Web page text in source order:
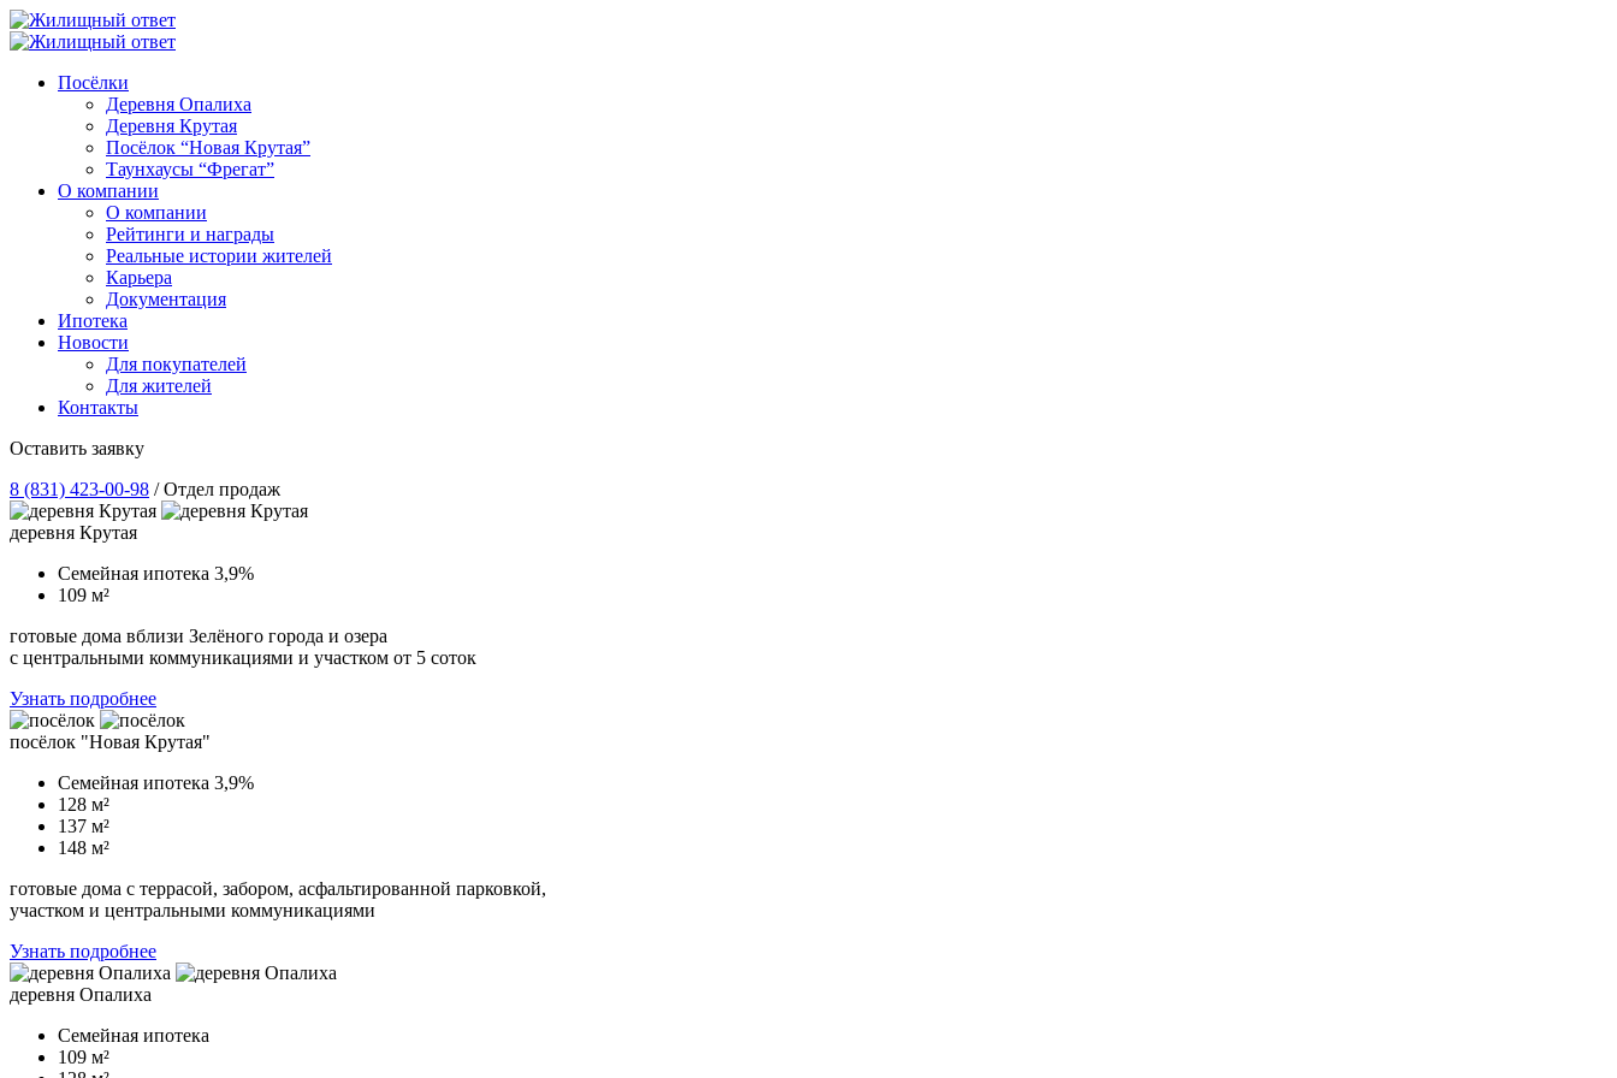
Посёлки
Деревня Опалиха
Деревня Крутая
Посёлок “Новая Крутая”
Таунхаусы “Фрегат”
О компании
О компании
Рейтинги и награды
Реальные истории жителей
Карьера
Документация
Ипотека
Новости
Для покупателей
Для жителей
Контакты
Оставить заявку
8 (831) 423-00-98 / Отдел продаж
деревня Крутая
Семейная ипотека 3,9%
109 м²
готовые дома вблизи Зелёного города и озера
с центральными коммуникациями и участком от 5 соток
Узнать подробнее
посёлок "Новая Крутая"
Семейная ипотека 3,9%
128 м²
137 м²
148 м²
готовые дома с террасой, забором, асфальтированной парковкой,
участком и центральными коммуникациями
Узнать подробнее
деревня Опалиха
Семейная ипотека
109 м²